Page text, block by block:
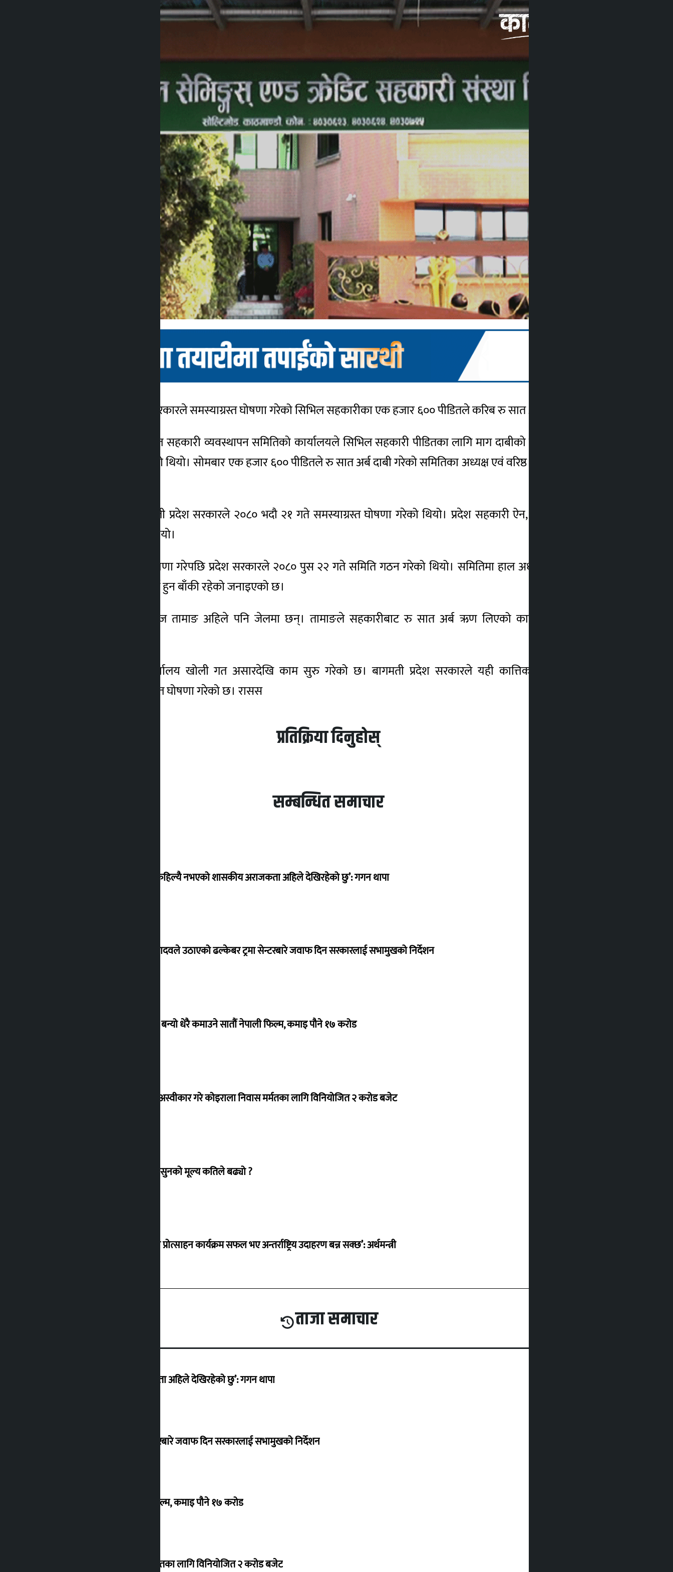
काठमाडौँ । बागमती प्रदेश सरकारले समस्याग्रस्त घोषणा गरेको सिभिल सहकारीका एक हजार ६०० पीडितले करिब रु सात अर्ब बचत माग गरेका छन्।
बागमती प्रदेशको समस्याग्रस्त सहकारी व्यवस्थापन समितिको कार्यालयले सिभिल सहकारी पीडितका लागि माग दाबीको निवेदन दिन जारी गरेको ३५
दिने सूचना सोमबार सकिएको थियो। सोमबार एक हजार ६०० पीडितले रु सात अर्ब दाबी गरेको समितिका अध्यक्ष एवं वरिष्ठ अधिवक्ता प्रभात अधिकारीले
सिभिल सहकारीलाई बागमती प्रदेश सरकारले २०८० भदौ २१ गते समस्याग्रस्त घोषणा गरेको थियो। प्रदेश सहकारी ऐन, २०७६ अनुसार सिभिललाई
समस्याग्रस्त घोषणा गरेको थियो।
सिभिललाई समस्याग्रस्त घोषणा गरेपछि प्रदेश सरकारले २०८० पुस २२ गते समिति गठन गरेको थियो। समितिमा हाल अध्यक्षसहित तीन सदस्य छन्।
बाँकी तीन सदस्य भने पदपूर्ति हुन बाँकी रहेको जनाइएको छ।
सहकारीका अध्यक्ष इच्छाराज तामाङ अहिले पनि जेलमा छन्। तामाङले सहकारीबाट रु सात अर्ब ऋण लिएको कागजातबाट देखिएको अध्यक्ष
समितिले अनामनगरमा कार्यालय खोली गत असारदेखि काम सुरु गरेको छ। बागमती प्रदेश सरकारले यही कात्तिक ११ गते कीर्तिपुरको दर्शन
सहकारीलाई पनि समस्याग्रस्त घोषणा गरेको छ। रासस
प्रतिक्रिया दिनुहोस्
सम्बन्धित समाचार
‘देशमा कहिल्यै नभएको शासकीय अराजकता अहिले देखिरहेको छु’: गगन थापा
सांसद यादवले उठाएको ढल्केबर ट्रमा सेन्टरबारे जवाफ दिन सरकारलाई सभामुखको निर्देशन
‘गौंथली’ बन्यो धेरै कमाउने सातौं नेपाली फिल्म, कमाइ पौने १७ करोड
शेखरले अस्वीकार गरे कोइराला निवास मर्मतका लागि विनियोजित २ करोड बजेट
शुक्रबार सुनको मूल्य कतिले बढ्यो ?
‘करदाता प्रोत्साहन कार्यक्रम सफल भए अन्तर्राष्ट्रिय उदाहरण बन्न सक्छ’: अर्थमन्त्री
ताजा समाचार
‘देशमा कहिल्यै नभएको शासकीय अराजकता अहिले देखिरहेको छु’: गगन थापा
सांसद यादवले उठाएको ढल्केबर ट्रमा सेन्टरबारे जवाफ दिन सरकारलाई सभामुखको निर्देशन
‘गौंथली’ बन्यो धेरै कमाउने सातौं नेपाली फिल्म, कमाइ पौने १७ करोड
शेखरले अस्वीकार गरे कोइराला निवास मर्मतका लागि विनियोजित २ करोड बजेट